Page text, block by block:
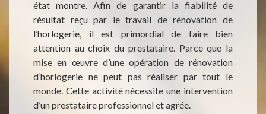
le
une
une
état montre. Afin de garantir la fiabilité de
résultat reçu par le travail de rénovation de
l’horlogerie, il est primordial de faire bien
attention au choix du prestataire. Parce que la
mise en œuvre d’une opération de rénovation
d’horlogerie ne peut pas réaliser par tout le
monde. Cette activité nécessite une intervention
d’un prestataire professionnel et agrée.
de